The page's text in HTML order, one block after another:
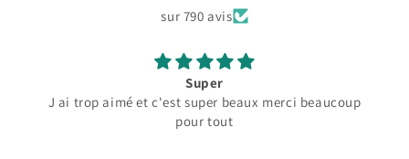
sur 790 avis
Super
J ai trop aimé et c'est super beaux merci beaucoup
pour tout